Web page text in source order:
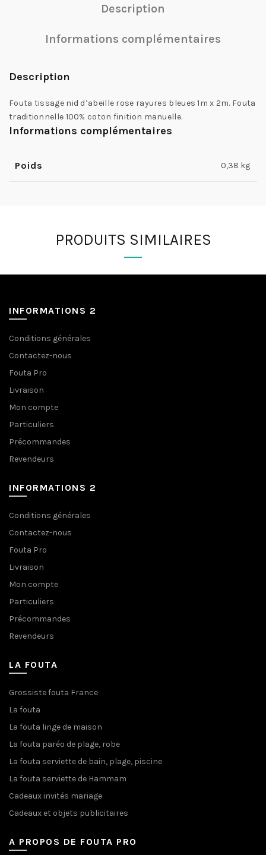
Description
Informations complémentaires
Description
Fouta tissage nid d’abeille rose rayures bleues 1m x 2m. Fouta
traditionnelle 100% coton finition manuelle.
Informations complémentaires
Poids 0,38 kg
PRODUITS SIMILAIRES
INFORMATIONS 2
Conditions générales
Contactez-nous
Fouta Pro
Livraison
Mon compte
Particuliers
Précommandes
Revendeurs
INFORMATIONS 2
Conditions générales
Contactez-nous
Fouta Pro
Livraison
Mon compte
Particuliers
Précommandes
Revendeurs
LA FOUTA
Grossiste fouta France
La fouta
La fouta linge de maison
La fouta paréo de plage, robe
La fouta serviette de bain, plage, piscine
La fouta serviette de Hammam
Cadeaux invités mariage
Cadeaux et objets publicitaires
A PROPOS DE FOUTA PRO